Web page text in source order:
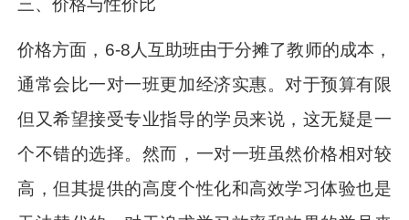
三、价格与性价比
价格方面，6-8人互助班由于分摊了教师的成本，
通常会比一对一班更加经济实惠。对于预算有限
但又希望接受专业指导的学员来说，这无疑是一
个不错的选择。然而，一对一班虽然价格相对较
高，但其提供的高度个性化和高效学习体验也是